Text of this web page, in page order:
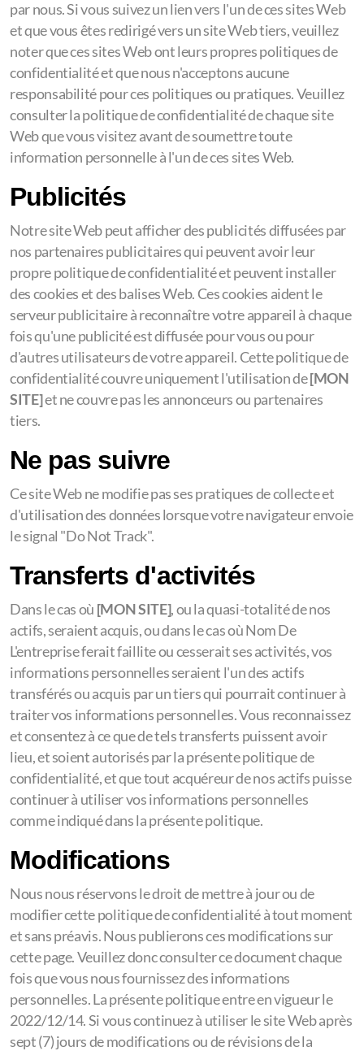
par nous. Si vous suivez un lien vers l'un de ces sites Web
et que vous êtes redirigé vers un site Web tiers, veuillez
noter que ces sites Web ont leurs propres politiques de
confidentialité et que nous n'acceptons aucune
responsabilité pour ces politiques ou pratiques. Veuillez
consulter la politique de confidentialité de chaque site
Web que vous visitez avant de soumettre toute
information personnelle à l'un de ces sites Web.
Publicités
Notre site Web peut afficher des publicités diffusées par
nos partenaires publicitaires qui peuvent avoir leur
propre politique de confidentialité et peuvent installer
des cookies et des balises Web. Ces cookies aident le
serveur publicitaire à reconnaître votre appareil à chaque
fois qu'une publicité est diffusée pour vous ou pour
d'autres utilisateurs de votre appareil. Cette politique de
confidentialité couvre uniquement l'utilisation de[MON
SITE]et ne couvre pas les annonceurs ou partenaires
tiers.
Ne pas suivre
Ce site Web ne modifie pas ses pratiques de collecte et
d'utilisation des données lorsque votre navigateur envoie
le signal "Do Not Track".
Transferts d'activités
Dans le cas où [MON SITE], ou la quasi-totalité de nos
actifs, seraient acquis, ou dans le cas où Nom De
L'entreprise ferait faillite ou cesserait ses activités, vos
informations personnelles seraient l'un des actifs
transférés ou acquis par un tiers qui pourrait continuer à
traiter vos informations personnelles. Vous reconnaissez
et consentez à ce que de tels transferts puissent avoir
lieu, et soient autorisés par la présente politique de
confidentialité, et que tout acquéreur de nos actifs puisse
continuer à utiliser vos informations personnelles
comme indiqué dans la présente politique.
Modifications
Nous nous réservons le droit de mettre à jour ou de
modifier cette politique de confidentialité à tout moment
et sans préavis. Nous publierons ces modifications sur
cette page. Veuillez donc consulter ce document chaque
fois que vous nous fournissez des informations
personnelles. La présente politique entre en vigueur le
2022/12/14. Si vous continuez à utiliser le site Web après
sept (7) jours de modifications ou de révisions de la